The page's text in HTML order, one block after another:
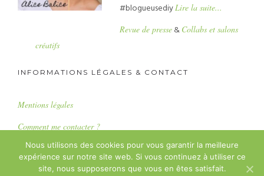
#blogueusediyLire la suite...
Revue de presse & Collabs et salons
créatifs
INFORMATIONS LÉGALES & CONTACT
Mentions légales
Comment me contacter ?
Copyright : Alice Balice SASU
Nous utilisons des cookies pour vous garantir la meilleure
expérience sur notre site web. Si vous continuez à utiliser ce
site, nous supposerons que vous en êtes satisfait.